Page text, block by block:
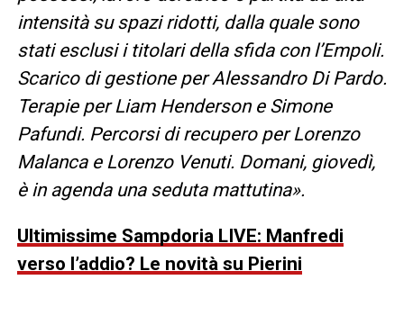
intensità su spazi ridotti, dalla quale sono
stati esclusi i titolari della sfida con l’Empoli.
Scarico di gestione per Alessandro Di Pardo.
Terapie per Liam Henderson e Simone
Pafundi. Percorsi di recupero per Lorenzo
Malanca e Lorenzo Venuti. Domani, giovedì,
è in agenda una seduta mattutina».
Ultimissime Sampdoria LIVE: Manfredi
verso l’addio? Le novità su Pierini